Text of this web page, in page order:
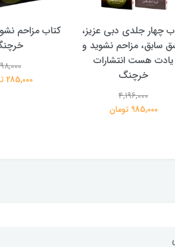
چهار جلدی دبی عزیز،
سابق، مزاحم نشوید و
یادت هست انتشارات
خرچنگ
4,196,000
985,000 تومان
کتاب مزاحم
285,000 تومان